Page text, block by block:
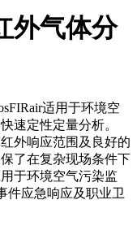
外气体分
适用于环境空
速定性定量分析。
外响应范围及良好的
了在复杂现场条件下
于环境空气污染监
件应急响应及职业卫